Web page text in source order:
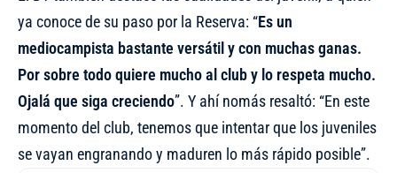
ya conoce de su paso por la Reserva: “Es un
mediocampista bastante versátil y con muchas ganas.
Por sobre todo quiere mucho al club y lo respeta mucho.
Ojalá que siga creciendo”. Y ahí nomás resaltó: “En este
momento del club, tenemos que intentar que los juveniles
se vayan engranando y maduren lo más rápido posible”.